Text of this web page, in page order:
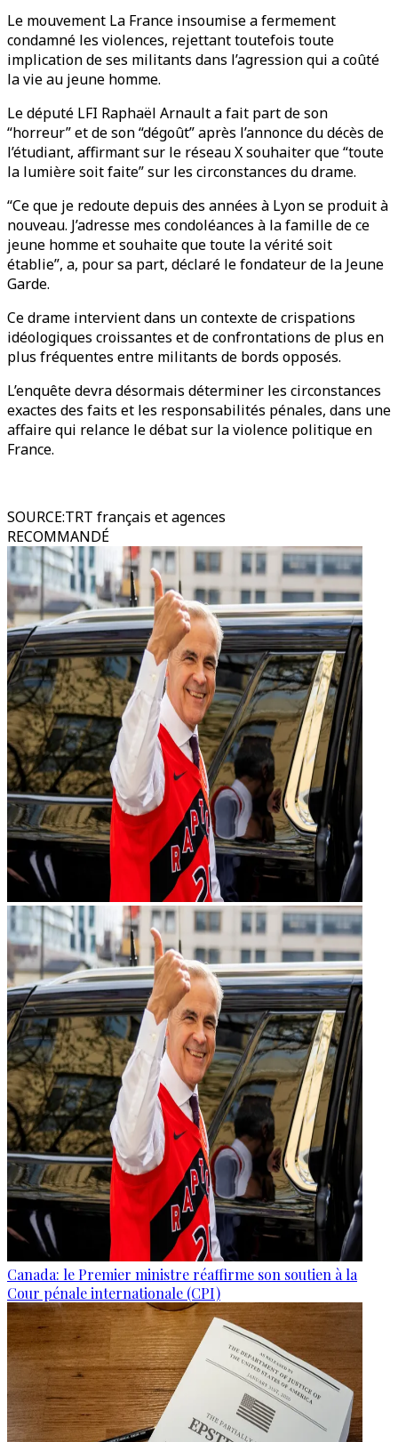
Le mouvement La France insoumise a fermement
condamné les violences, rejettant toutefois toute
implication de ses militants dans l’agression qui a coûté
la vie au jeune homme.
Le député LFI Raphaël Arnault a fait part de son
“horreur” et de son “dégoût” après l’annonce du décès de
l’étudiant, affirmant sur le réseau X souhaiter que “toute
la lumière soit faite” sur les circonstances du drame.
“Ce que je redoute depuis des années à Lyon se produit à
nouveau. J’adresse mes condoléances à la famille de ce
jeune homme et souhaite que toute la vérité soit
établie”, a, pour sa part, déclaré le fondateur de la Jeune
Garde.
Ce drame intervient dans un contexte de crispations
idéologiques croissantes et de confrontations de plus en
plus fréquentes entre militants de bords opposés.
L’enquête devra désormais déterminer les circonstances
exactes des faits et les responsabilités pénales, dans une
affaire qui relance le débat sur la violence politique en
France.
SOURCE:TRT français et agences
RECOMMANDÉ
Canada: le Premier ministre réaffirme son soutien à la
Cour pénale internationale (CPI)